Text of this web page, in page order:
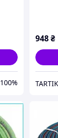
100%
948₴